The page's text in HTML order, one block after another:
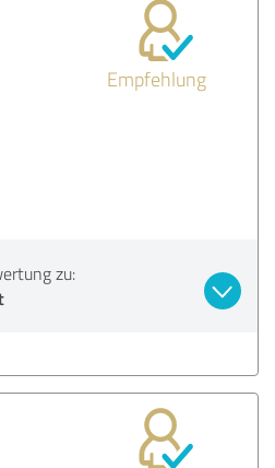
Empfehlung
zu: